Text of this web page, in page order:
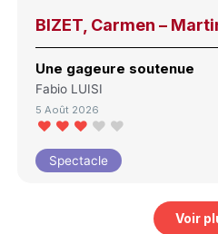
BIZET, Carmen –
Une gageure soutenue
Fabio LUISI
5 Août 2026
Spectacle
Voir